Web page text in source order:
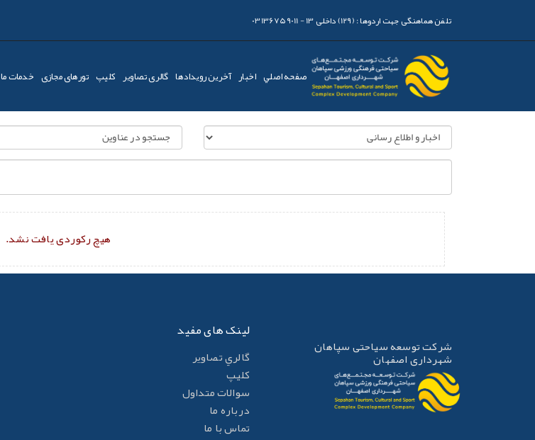
تلفن هماهنگی جهت اردوها :(129) داخلی 13 - 03136759011
صفحه اصلي اخبار آخرین رویدادها گالری تصاویر کليپ تورهای مجازی خدمات ما
هیچ رکوردی یافت نشد.
شرکت توسعه سیاحتی سپاهان
شهرداری اصفهان
لینک های مفید
گالري تصاوير
کليپ
سوالات متداول
درباره ما
تماس با ما